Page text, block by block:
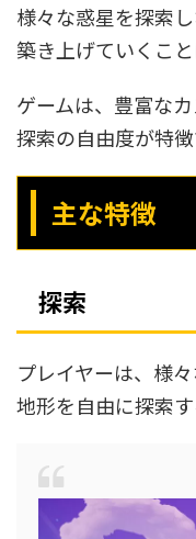
様々な惑星を探索
築き上げていくこと
ゲームは、豊富な
探索の自由度が特徴
主な特徴
探索
プレイヤーは、様
地形を自由に探索す